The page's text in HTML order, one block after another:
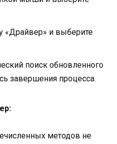
«Драйвер» и выберите
поиск обновленного
завершения процесса.
методов не